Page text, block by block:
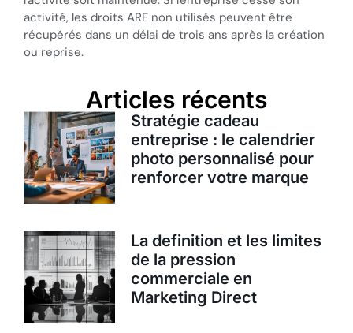
activité, les droits ARE non utilisés peuvent être
récupérés dans un délai de trois ans après la création
ou reprise.
Articles récents
Stratégie cadeau
entreprise : le calendrier
photo personnalisé pour
renforcer votre marque
La definition et les limites
de la pression
commerciale en
Marketing Direct